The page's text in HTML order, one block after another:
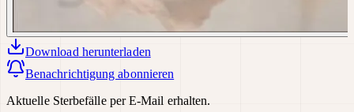
Download herunterladen
Benachrichtigung abonnieren
Aktuelle Sterbefälle per E-Mail erhalten.